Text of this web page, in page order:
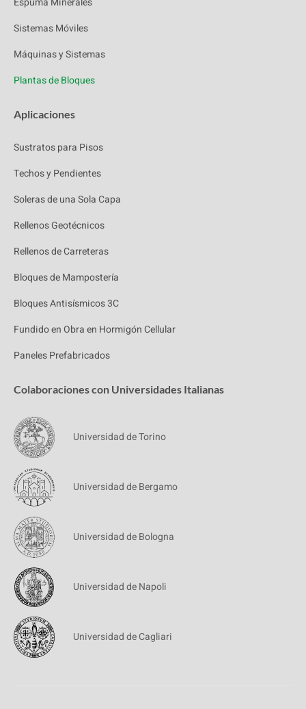
Sistemas Móviles
Máquinas y Sistemas
Plantas de Bloques
Aplicaciones
Sustratos para Pisos
Techos y Pendientes
Soleras de una Sola Capa
Rellenos Geotécnicos
Rellenos de Carreteras
Bloques de Mampostería
Bloques Antisísmicos 3C
Fundido en Obra en Hormigón Cellular
Paneles Prefabricados
Colaboraciones con Universidades Italianas
Universidad de Torino
Universidad de Bergamo
Universidad de Bologna
Universidad de Napoli
Universidad de Cagliari